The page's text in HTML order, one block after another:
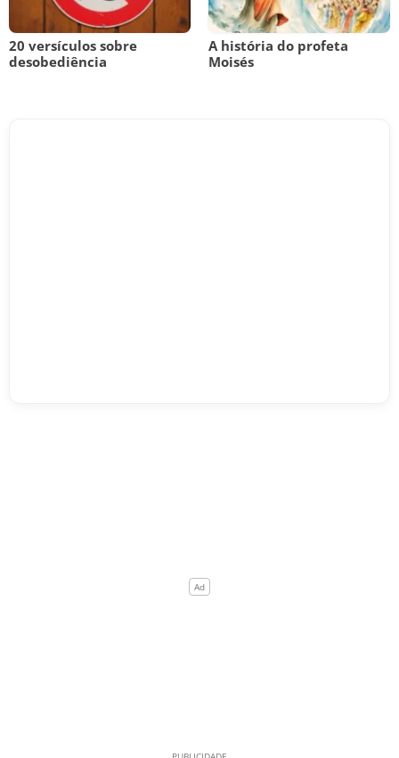
20 versículos sobre
desobediência
A história do profeta
Moisés